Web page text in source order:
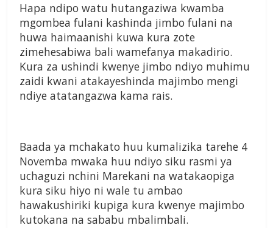
Hapa ndipo watu hutangaziwa kwamba
mgombea fulani kashinda jimbo fulani na
huwa haimaanishi kuwa kura zote
zimehesabiwa bali wamefanya makadirio.
Kura za ushindi kwenye jimbo ndiyo muhimu
zaidi kwani atakayeshinda majimbo mengi
ndiye atatangazwa kama rais.
Baada ya mchakato huu kumalizika tarehe 4
Novemba mwaka huu ndiyo siku rasmi ya
uchaguzi nchini Marekani na watakaopiga
kura siku hiyo ni wale tu ambao
hawakushiriki kupiga kura kwenye majimbo
kutokana na sababu mbalimbali.